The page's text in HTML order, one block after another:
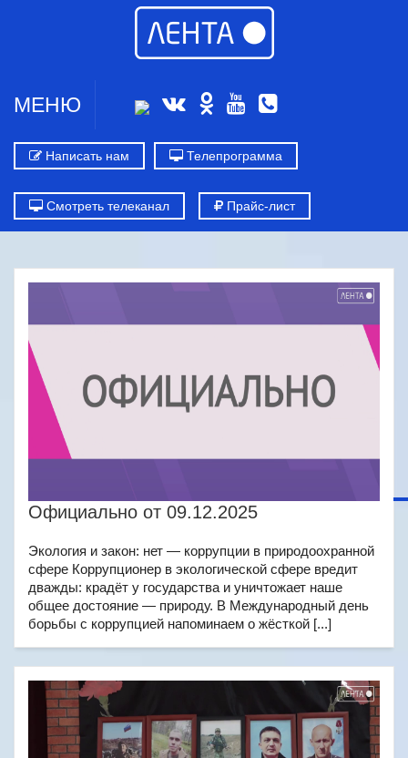
МЕНЮ
Написать нам Телепрограмма
Смотреть телеканал Прайс-лист
Официально от 09.12.2025
Экология и закон: нет — коррупции в природоохранной
сфере Коррупционер в экологической сфере вредит
дважды: крадёт у государства и уничтожает наше
общее достояние — природу. В Международный день
борьбы с коррупцией напоминаем о жёсткой [...]